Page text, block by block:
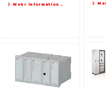
Mehr Informationen